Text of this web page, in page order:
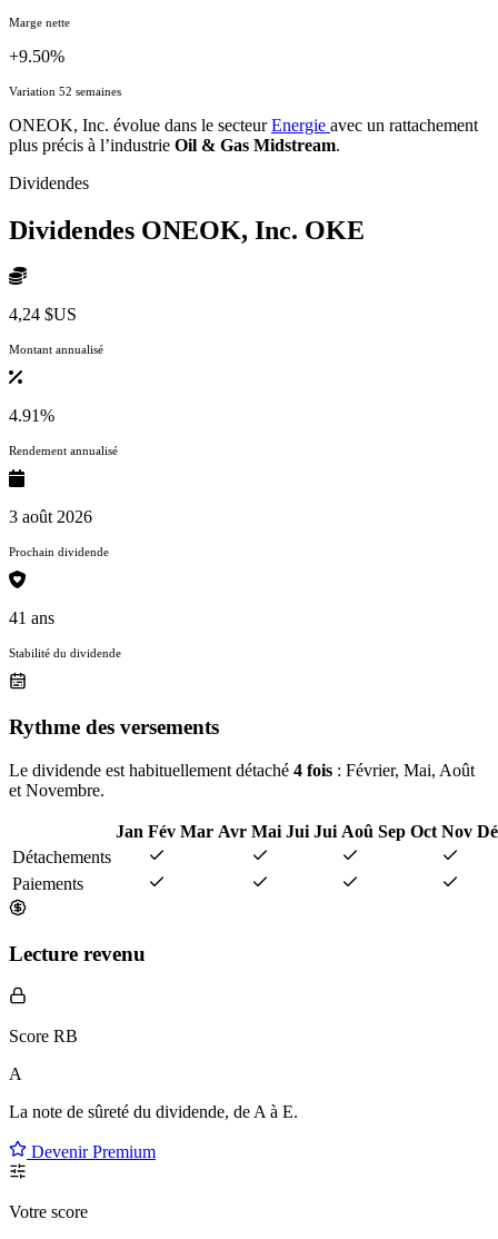
Marge nette
+9.50%
Variation 52 semaines
ONEOK, Inc. évolue dans le secteurEnergie avec un rattachement
plus précis à l’industrie Oil & Gas Midstream.
Dividendes
Dividendes ONEOK, Inc. OKE
4,24 $US
Montant annualisé
4.91%
Rendement annualisé
3 août 2026
Prochain dividende
41 ans
Stabilité du dividende
Rythme des versements
Le dividende est habituellement détaché 4 fois : Février, Mai, Août
et Novembre.
Jan Fév Mar Avr Mai Jui Jui Aoû Sep Oct Nov
Détachements
Paiements
Lecture revenu
Score RB
A
La note de sûreté du dividende, de A à E.
Devenir Premium
Votre score